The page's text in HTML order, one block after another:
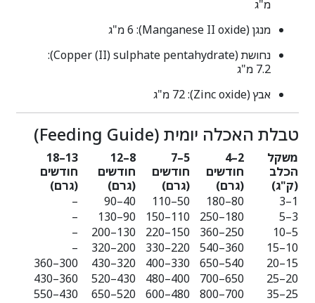
מ"ג
מנגן (Manganese II oxide): ‎6 מ"ג
נחושת (Copper (II) sulphate pentahydrate):
‎7.2 מ"ג
אבץ (Zinc oxide): ‎72 מ"ג
טבלת האכלה יומית (Feeding Guide)
משקל
הכלב
(ק"ג)
2–4
חודשים
(גרם)
5–7
חודשים
(גרם)
8–12
חודשים
(גרם)
13–18
חודשים
(גרם)
1–3
80–180
50–110
40–90
–
3–5
180–250
110–150
90–130
–
5–10
250–360
150–220
130–200
–
10–15
360–540
220–330
200–320
–
15–20
540–650
330–400
320–430
300–360
20–25
650–700
400–480
430–520
360–430
25–35
700–800
480–600
520–650
430–550